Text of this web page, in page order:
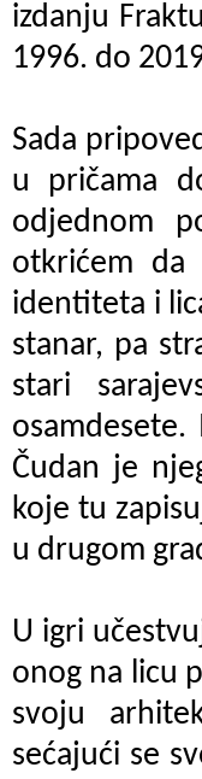
izdanju
1996. do
Sada
u pričama
odjednom
otkrićem da
identiteta i
stanar, pa
stari
osamdesete.
Čudan je
koje tu
u drugom
U igri
onog na licu
svoju
sećajući se